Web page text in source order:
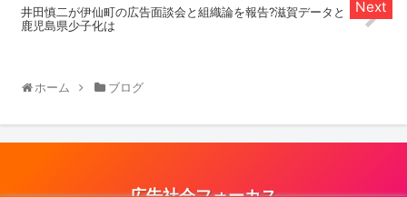
井田慎二が伊仙町の広告面談会と組織論を報告?滋賀データと
鹿児島県少子化は
ホーム ブログ